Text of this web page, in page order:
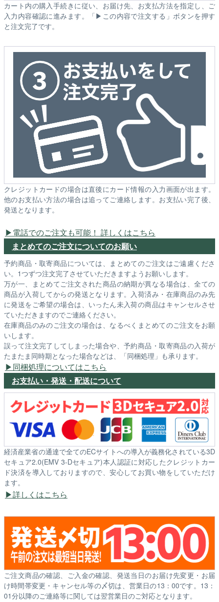
カート内の購入手続きに従い、お届け先、お支払方法を指定し、ご
入力内容確認に進みます。「▶この内容で注文する」ボタンを押す
と注文完了です。
クレジットカードの場合は直後にカード情報の入力画面が出ます。
他のお支払い方法の場合は追ってご連絡します。お支払い完了後、
発送となります。
電話でのご注文も可能！ 詳しくはこちら
まとめてのご注文についてのお願い
予約商品・取寄商品については、まとめてのご注文はご遠慮くださ
い。1つずつ注文完了させていただきますようお願いします。
万が一、まとめてご注文された商品の納期が異なる場合は、全ての
商品が入荷してからの発送となります。入荷済み・在庫商品のみ先
に発送をご希望の場合は、いったん未入荷の商品はキャンセルさせ
ていただきますのでご連絡ください。
在庫商品のみのご注文の場合は、なるべくまとめてのご注文をお願
いします。
誤って注文完了してしまった場合や、予約商品・取寄商品の入荷が
たまたま同時期となった場合などは、「同梱処理」も承ります。
同梱処理についてはこちら
お支払い・発送・配送について
経済産業省の通達で全てのECサイトへの導入が義務化されている3D
セキュア2.0(EMV 3-Dセキュア)本人認証に対応したクレジットカー
ド決済を導入しておりますので、安心してお買い物をしていただけ
ます。
詳しくはこちら
ご注文商品の確認、ご入金の確認、発送当日のお届け先変更・お届
け時間帯変更・キャンセル等の〆切は、営業日の13：00です。13：
01分以降のご連絡等に関しては翌営業日のご対応となります。